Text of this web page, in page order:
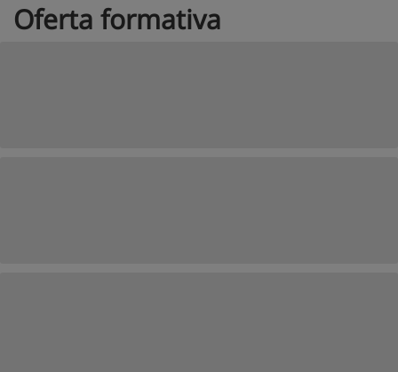
Oferta formativa